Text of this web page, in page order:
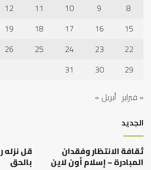
8
9
10
11
12
15
16
17
18
19
22
23
24
25
26
29
30
31
« فبراير أبريل »
الجديد
ثقافة الانتظار وفقدان
المبادرة – إسلام أون لاين
قل
بالحق